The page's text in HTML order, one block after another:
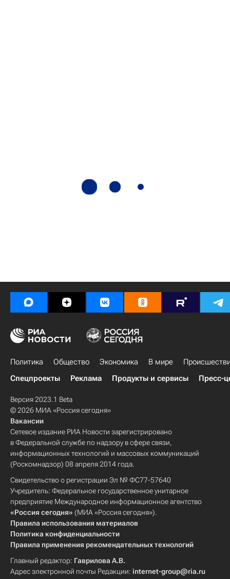
Политика Общество Экономика В мире
Спецпроекты
Реклама Продукты и сервисы Пресс-
Версия 2023.1 Beta
© 2026 МИА «Россия сегодня»
Вакансии
Сетевое издание РИА Новости зарегистрировано
в Федеральной службе по надзору в сфере связи,
информационных технологий и массовых коммуникаций
(Роскомнадзор) 08 апреля 2014 года.
Свидетельство о регистрации Эл № ФС77-57640
Учредитель: Федеральное государственное унитарное
предприятие Международное информационное агентство
«Россия сегодня» (МИА «Россия сегодня»).
Правила использования материалов
Политика конфиденциальности
Правила применения рекомендательных технологий
Главный редактор: Гаврилова А.В.
Адрес электронной почты Редакции: internet-group@ria.ru